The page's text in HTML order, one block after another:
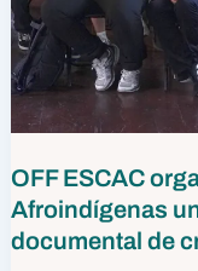
OFF ESCAC
Afroindígenas
documental de